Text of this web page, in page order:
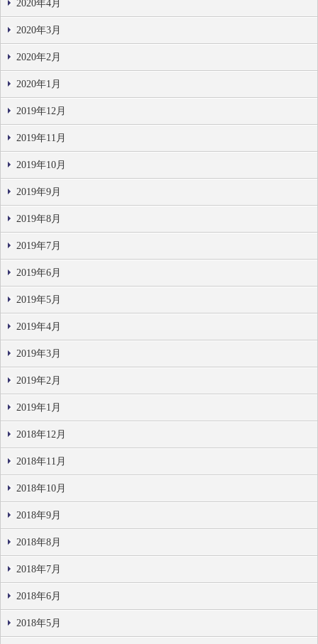
2020年4月
2020年3月
2020年2月
2020年1月
2019年12月
2019年11月
2019年10月
2019年9月
2019年8月
2019年7月
2019年6月
2019年5月
2019年4月
2019年3月
2019年2月
2019年1月
2018年12月
2018年11月
2018年10月
2018年9月
2018年8月
2018年7月
2018年6月
2018年5月